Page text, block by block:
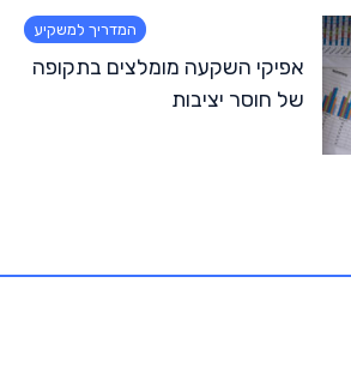
המדריך למשקיע
אפיקי השקעה מומלצים בתקופה
של חוסר יציבות